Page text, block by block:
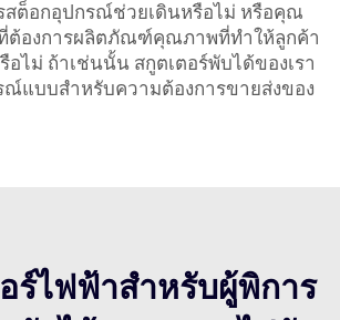
สต็อกอุปกรณ์ช่วยเดินหรือไม่ หรือคุณ
ต้องการผลิตภัณฑ์คุณภาพที่ทำให้ลูกค้า
ไม่ ถ้าเช่นนั้น สกูตเตอร์พับได้ของเรา
ณ์แบบสำหรับความต้องการขายส่งของ
ร์ไฟฟ้าสำหรับผู้พิการ